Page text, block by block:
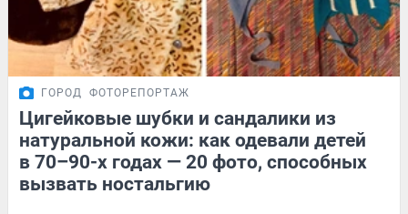
ГОРОД ФОТОРЕПОРТАЖ
Цигейковые шубки и сандалики из
натуральной кожи: как одевали детей
в 70–90-х годах — 20 фото, способных
вызвать ностальгию